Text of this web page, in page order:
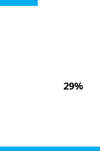
29%